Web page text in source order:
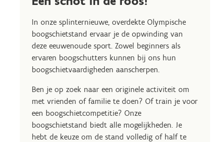
In onze splinternieuwe, overdekte Olympische
boogschietstand ervaar je de opwinding van
deze eeuwenoude sport. Zowel beginners als
ervaren boogschutters kunnen bij ons hun
boogschietvaardigheden aanscherpen.
Ben je op zoek naar een originele activiteit om
met vrienden of familie te doen? Of train je voor
een boogschietcompetitie? Onze
boogschietstand biedt alle mogelijkheden. Je
hebt de keuze om de stand volledig of half te